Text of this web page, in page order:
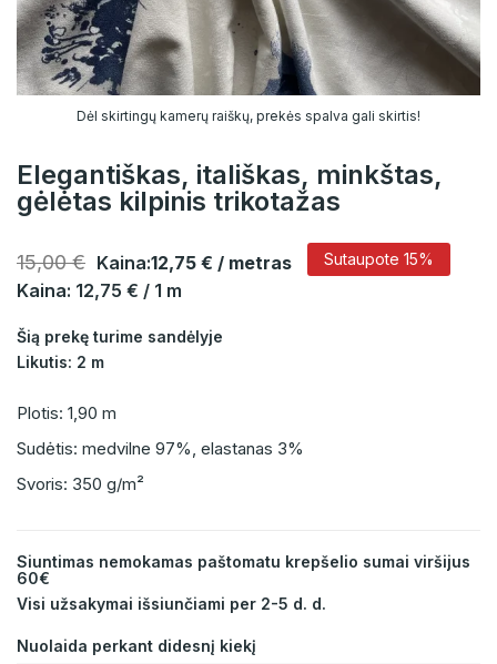
Dėl skirtingų kamerų raiškų, prekės spalva gali skirtis!
Elegantiškas, itališkas, minkštas,
gėlėtas kilpinis trikotažas
15,00 € Kaina:12,75 € / metras Sutaupote 15%
Kaina: 12,75 € / 1 m
Šią prekę turime sandėlyje
Likutis: 2 m
Plotis: 1,90 m
Sudėtis: medvilne 97%, elastanas 3%
Svoris: 350 g/m²
Siuntimas nemokamas paštomatu krepšelio sumai viršijus
60€
Visi užsakymai išsiunčiami per 2-5 d. d.
Nuolaida perkant didesnį kiekį